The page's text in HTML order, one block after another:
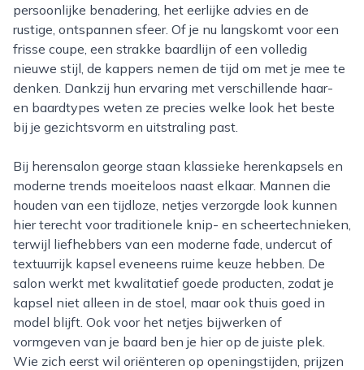
persoonlijke benadering, het eerlijke advies en de
rustige, ontspannen sfeer. Of je nu langskomt voor een
frisse coupe, een strakke baardlijn of een volledig
nieuwe stijl, de kappers nemen de tijd om met je mee te
denken. Dankzij hun ervaring met verschillende haar-
en baardtypes weten ze precies welke look het beste
bij je gezichtsvorm en uitstraling past.
Bij herensalon george staan klassieke herenkapsels en
moderne trends moeiteloos naast elkaar. Mannen die
houden van een tijdloze, netjes verzorgde look kunnen
hier terecht voor traditionele knip- en scheertechnieken,
terwijl liefhebbers van een moderne fade, undercut of
textuurrijk kapsel eveneens ruime keuze hebben. De
salon werkt met kwalitatief goede producten, zodat je
kapsel niet alleen in de stoel, maar ook thuis goed in
model blijft. Ook voor het netjes bijwerken of
vormgeven van je baard ben je hier op de juiste plek.
Wie zich eerst wil oriënteren op openingstijden, prijzen